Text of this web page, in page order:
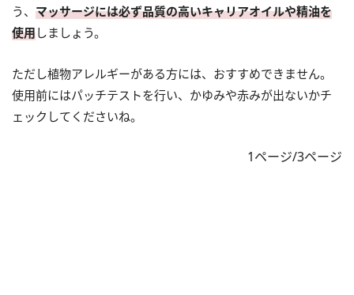
う、 マッサージには必ず品質の高いキャリアオイルや精油を
使用しましょう。
ただし植物アレルギーがある方には、おすすめできません。
使用前にはパッチテストを行い、かゆみや赤みが出ないかチ
ェックしてくださいね。
1ページ/3ページ